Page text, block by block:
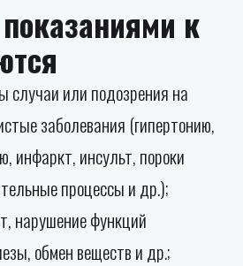
к
случаи или подозрения на
заболевания (гипертонию,
инфаркт, инсульт, пороки
процессы и др.);
нарушение функций
обмен веществ и др.;